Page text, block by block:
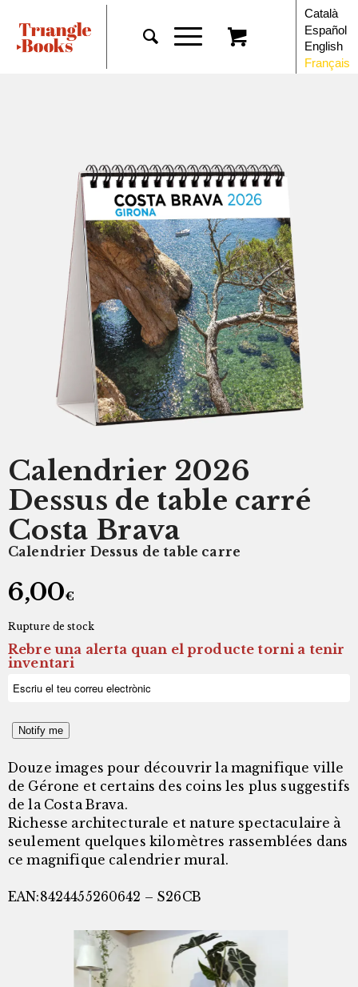
Català
Español
English
Français
Calendrier 2026
Dessus de table carré
Costa Brava
Calendrier Dessus de table carre
6,00€
Rupture de stock
Rebre una alerta quan el producte torni a tenir
inventari
Notify me
Douze images pour découvrir la magnifique ville
de Gérone et certains des coins les plus suggestifs
de la Costa Brava.
Richesse architecturale et nature spectaculaire à
seulement quelques kilomètres rassemblées dans
ce magnifique calendrier mural.
EAN:8424455260642 – S26CB